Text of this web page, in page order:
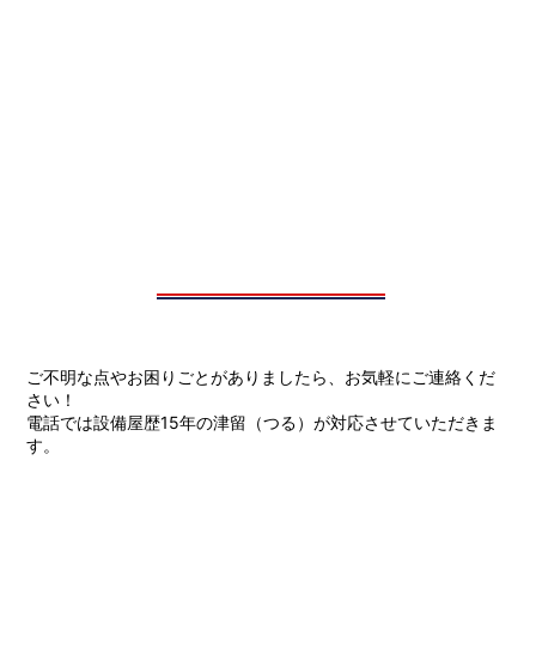
ご不明な点やお困りごとがありましたら、お気軽にご連絡くだ
さい！
電話では設備屋歴15年の津留（つる）が対応させていただきま
す。